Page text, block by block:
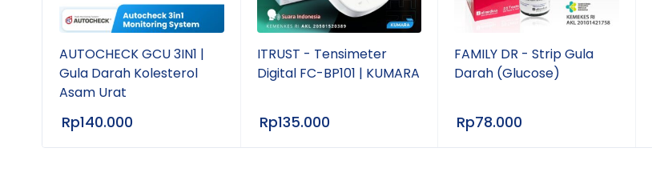
Pilihan satuan °C / °F
Baterai dapat diganti
Tampilan LCD mudah dibaca
AUTOCHECK GCU 3IN1 |
Gula Darah Kolesterol
Asam Urat
Rp140.000
ITRUST - Tensimeter
Digital FC-BP101 | KUMARA
Rp135.000
FAMILY DR - Strip Gula
Darah (Glucose)
Rp78.000